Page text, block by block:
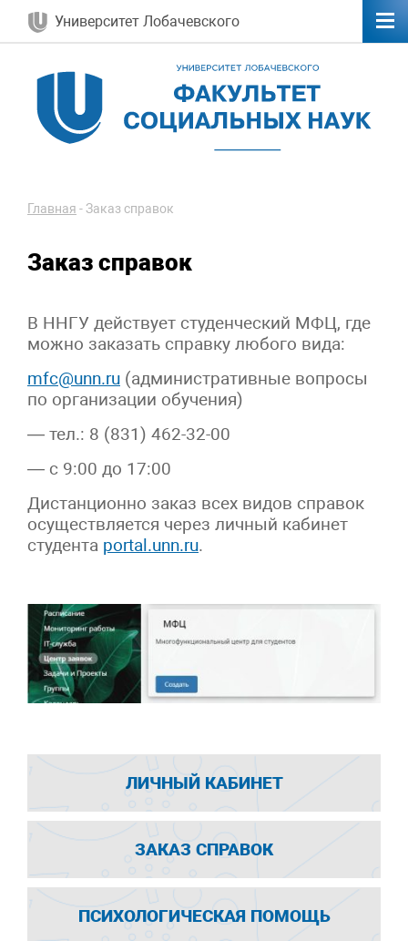
Университет Лобачевского
Главная -Заказ справок
Заказ справок
В ННГУ действует студенческий МФЦ, где
можно заказать справку любого вида:
mfc@unn.ru (административные вопросы
по организации обучения)
— тел.: 8 (831) 462-32-00
— с 9:00 до 17:00
Дистанционно заказ всех видов справок
осуществляется через личный кабинет
студента portal.unn.ru.
ЛИЧНЫЙ КАБИНЕТ
ЗАКАЗ СПРАВОК
ПСИХОЛОГИЧЕСКАЯ ПОМОЩЬ